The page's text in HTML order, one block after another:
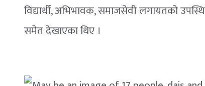
विद्यार्थी, अभिभावक, समाजसेवी लगायतको
समेत देखाएका थिए ।